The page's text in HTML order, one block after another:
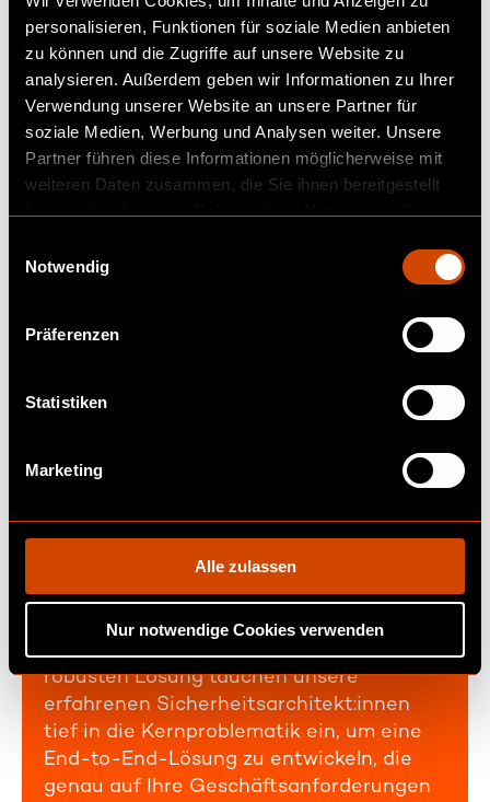
personalisieren, Funktionen für soziale Medien anbieten
zu können und die Zugriffe auf unsere Website zu
analysieren. Außerdem geben wir Informationen zu Ihrer
Verwendung unserer Website an unsere Partner für
soziale Medien, Werbung und Analysen weiter. Unsere
Partner führen diese Informationen möglicherweise mit
weiteren Daten zusammen, die Sie ihnen bereitgestellt
w
Notwendig
Präferenzen
Statistiken
Marketing
Alle zulassen
Nur notwendige Cookies verwenden
Mit über zwei Jahrzehnten Erfahrung in
Sicherheitslösungen für Unternehmen ist
Diconium ein vertrauenswürdiger Partner
für Fortune-500-Unternehmen und
globale Marktführer. Mit dem Fokus auf
der Bereitstellung einer skalierbaren und
robusten Lösung tauchen unsere
erfahrenen Sicherheitsarchitekt:innen
tief in die Kernproblematik ein, um eine
End-to-End-Lösung zu entwickeln, die
genau auf Ihre Geschäftsanforderungen